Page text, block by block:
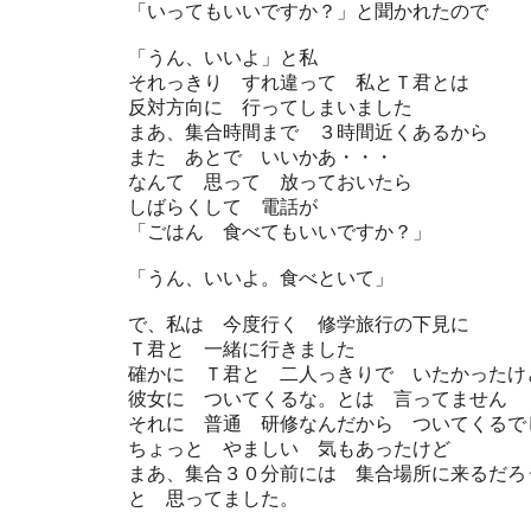
「いってもいいですか？」と聞かれたので
「うん、いいよ」と私
それっきり すれ違って 私とＴ君とは
反対方向に 行ってしまいました
まあ、集合時間まで ３時間近くあるから
また あとで いいかあ・・・
なんて 思って 放っておいたら
しばらくして 電話が
「ごはん 食べてもいいですか？」
「うん、いいよ。食べといて」
で、私は 今度行く 修学旅行の下見に
Ｔ君と 一緒に行きました
確かに Ｔ君と 二人っきりで いたかったけ
彼女に ついてくるな。とは 言ってません
それに 普通 研修なんだから ついてくるで
ちょっと やましい 気もあったけど
まあ、集合３０分前には 集合場所に来るだろ
と 思ってました。